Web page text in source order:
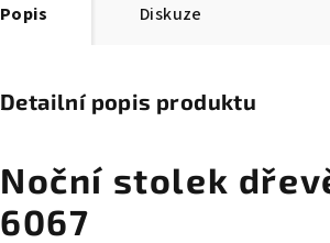
Popis Diskuze
Detailní popis produktu
Noční stolek
6067